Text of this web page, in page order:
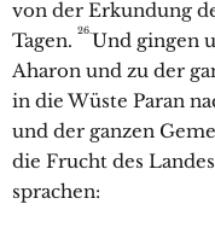
von der Erkundung
Tagen. 26.Und gingen
Aharon und zu der
in die Wüste Paran
und der ganzen
die Frucht des
sprachen: